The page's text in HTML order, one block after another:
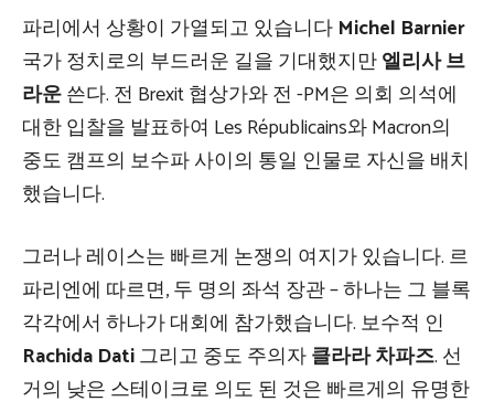
파리에서 상황이 가열되고 있습니다 Michel Barnier
국가 정치로의 부드러운 길을 기대했지만엘리사 브
라운쓴다. 전 Brexit 협상가와 전 -PM은 의회 의석에
대한 입찰을 발표하여 Les Républicains와 Macron의
중도 캠프의 보수파 사이의 통일 인물로 자신을 배치
했습니다.
그러나 레이스는 빠르게 논쟁의 여지가 있습니다. 르
파리엔에 따르면, 두 명의 좌석 장관 – 하나는 그 블록
각각에서 하나가 대회에 참가했습니다. 보수적 인
Rachida Dati그리고 중도 주의자클라라 차파즈. 선
거의 낮은 스테이크로 의도 된 것은 빠르게의 유명한